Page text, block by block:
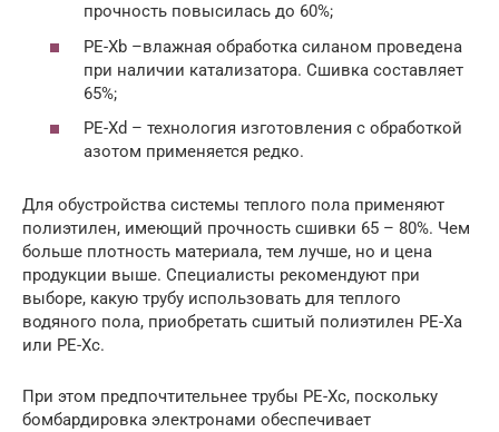
прочность повысилась до 60%;
PE-Xb –влажная обработка силаном проведена
при наличии катализатора. Сшивка составляет
65%;
PE-Xd – технология изготовления с обработкой
азотом применяется редко.
Для обустройства системы теплого пола применяют
полиэтилен, имеющий прочность сшивки 65 – 80%. Чем
больше плотность материала, тем лучше, но и цена
продукции выше. Специалисты рекомендуют при
выборе, какую трубу использовать для теплого
водяного пола, приобретать сшитый полиэтилен PE-Xa
или PE-Xc.
При этом предпочтительнее трубы PE-Xc, поскольку
бомбардировка электронами обеспечивает